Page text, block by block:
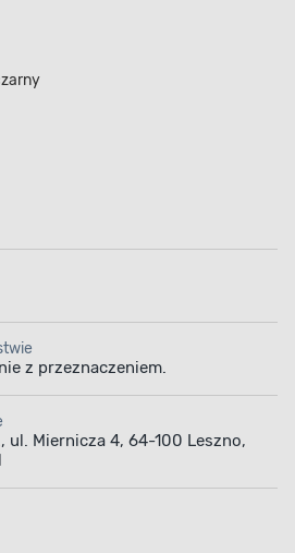
z przeznaczeniem.
ul. Miernicza 4, 64-100 Leszno,